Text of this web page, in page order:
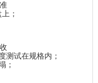
；
测试在规格内；
；